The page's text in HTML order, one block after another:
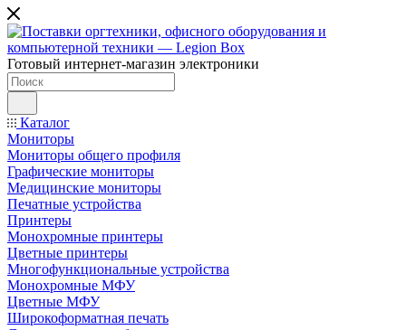
Готовый интернет-магазин электроники
Каталог
Мониторы
Мониторы общего профиля
Графические мониторы
Медицинские мониторы
Печатные устройства
Принтеры
Моноxромныe принтеры
Цвeтныe принтеры
Многофункциональные устройства
Монохромные МФУ
Цветные МФУ
Широкоформатная печать